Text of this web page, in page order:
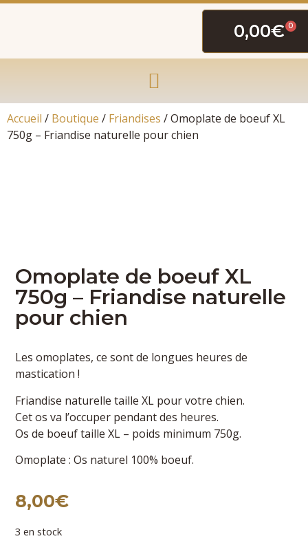
0,00€ 0
Accueil / Boutique / Friandises / Omoplate de boeuf XL
750g – Friandise naturelle pour chien
Omoplate de boeuf XL
750g – Friandise naturelle
pour chien
Les omoplates, ce sont de longues heures de
mastication !
Friandise naturelle taille XL pour votre chien.
Cet os va l’occuper pendant des heures.
Os de boeuf taille XL – poids minimum 750g.
Omoplate : Os naturel 100% boeuf.
8,00€
3 en stock